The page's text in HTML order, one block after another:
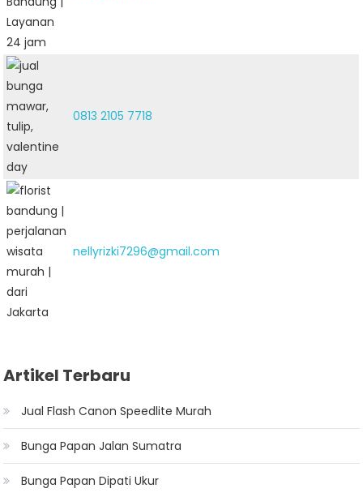
0813 2105 7718
nellyrizki7296@gmail.com
Artikel Terbaru
Jual Flash Canon Speedlite Murah
Bunga Papan Jalan Sumatra
Bunga Papan Dipati Ukur